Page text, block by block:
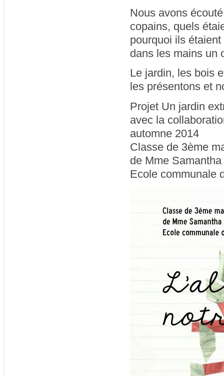
Nous avons
copains, quels
pourquoi ils
dans les mains un
Le jardin, les bois
les présentons et
Projet Un jardin
avec la
automne 2014
Classe de 3ème
de Mme Samantha
Ecole communale